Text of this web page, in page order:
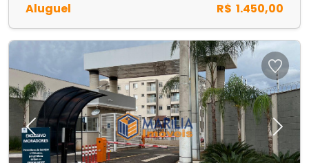
Aluguel R$ 1.450,00
Previous Next